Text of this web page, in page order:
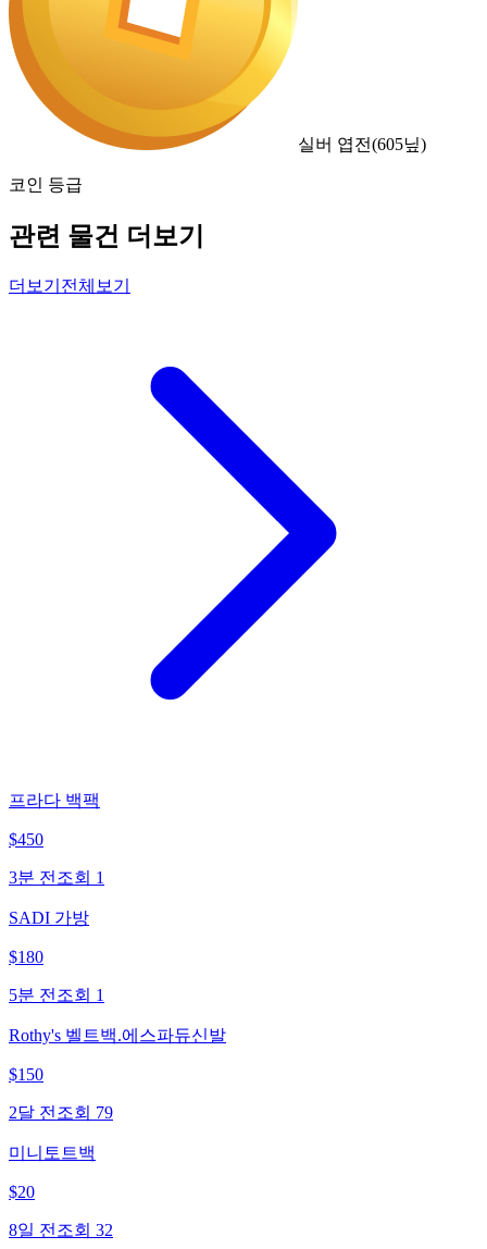
실버 엽전(605닢)
코인 등급
관련 물건 더보기
더보기 전체보기
프라다 백팩
$450
3분 전 조회 1
SADI 가방
$180
5분 전 조회 1
Rothy's 벨트백.에스파듀신발
$150
2달 전 조회 79
미니토트백
$20
8일 전 조회 32